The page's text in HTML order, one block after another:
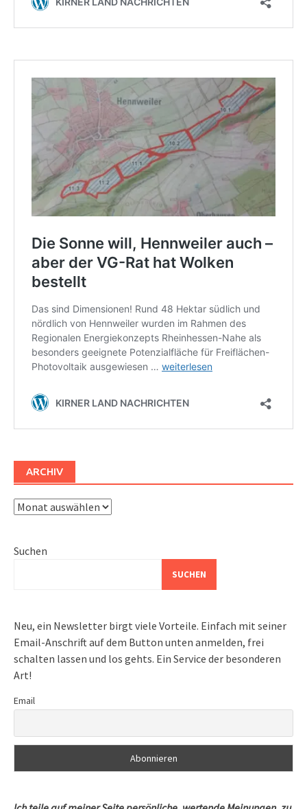
ARCHIV
Archiv
Suchen
SUCHEN
Neu, ein Newsletter birgt viele Vorteile. Einfach mit seiner
Email-Anschrift auf dem Button unten anmelden, frei
schalten lassen und los gehts. Ein Service der besonderen
Art!
Email